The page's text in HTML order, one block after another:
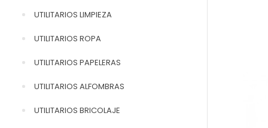
UTILITARIOS LIMPIEZA
UTILITARIOS ROPA
UTILITARIOS PAPELERAS
UTILITARIOS ALFOMBRAS
UTILITARIOS BRICOLAJE